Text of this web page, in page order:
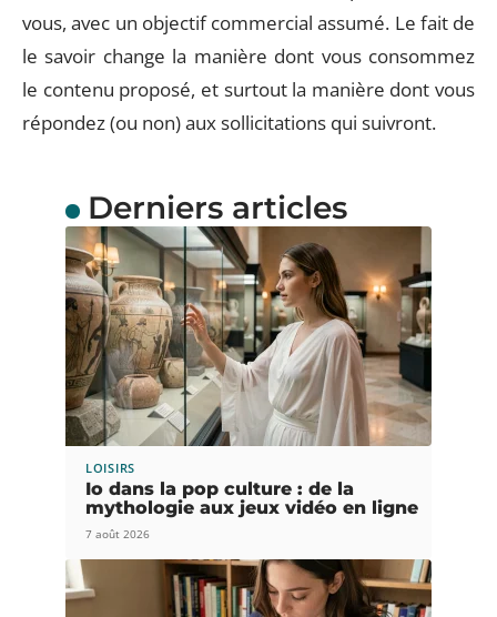
vous, avec un objectif commercial assumé. Le fait de
le savoir change la manière dont vous consommez
le contenu proposé, et surtout la manière dont vous
répondez (ou non) aux sollicitations qui suivront.
Derniers articles
LOISIRS
Io dans la pop culture : de la
mythologie aux jeux vidéo en ligne
7 août 2026